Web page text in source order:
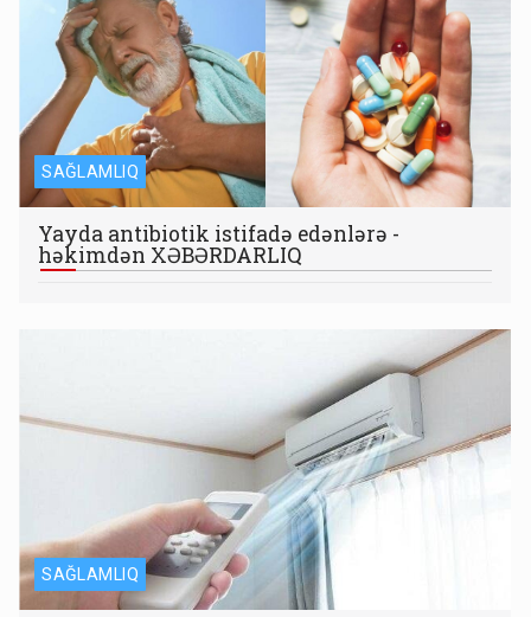
SAĞLAMLIQ
Yayda antibiotik istifadə edənlərə -
həkimdən XƏBƏRDARLIQ
SAĞLAMLIQ